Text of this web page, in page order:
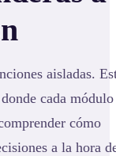
aisladas.
cada módulo
cómo
a la hora